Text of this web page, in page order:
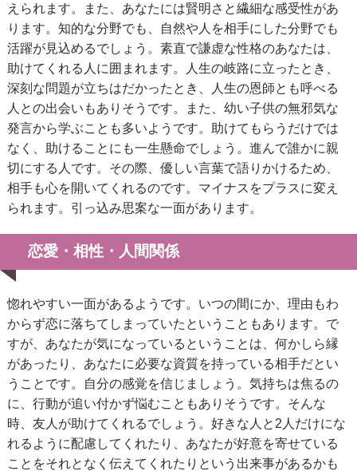
えられます。また、あなたには賢明さと繊細な感受性があ
ります。知的な分野でも、自然や人を相手にした分野でも
活躍が見込めるでしょう。素直で謙虚な性格のあなたは、
助けてくれる人に囲まれます。人生の岐路に立ったとき、
深刻な問題が立ちはだかったとき、人生の恩師とも呼べる
人との出会いもありそうです。また、幼い子供の無邪気な
発言から学ぶことも多いようです。助けてもらうだけでは
なく、助けることにも一生懸命でしょう。進んで誰かに親
切にする人です。その際、優しい言葉で語りかけるため、
相手も心を開いてくれるのです。マイナスをプラスに変え
られます。引っ込み思案な一面があります。
恋愛・相性・人間関係
惚れやすい一面があるようです。いつの間にか、理由もわ
からず恋に落ちてしまっていたということもあります。で
すが、あなたが気になっているということは、何かしら縁
があったり、あなたに必要な資質を持っている相手だとい
うことです。自分の感覚を信じましょう。気持ちは焦るの
に、行動が追い付かず悩むこともありそうです。そんな
時、友人が助けてくれるでしょう。好きな人と2人だけにな
れるように配慮してくれたり、あなたが好意を寄せている
ことをそれとなく伝えてくれたりという出来事があるかも